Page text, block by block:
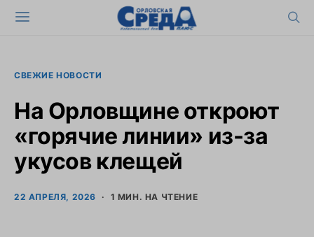
СВЕЖИЕ НОВОСТИ
На Орловщине откроют
«горячие линии» из-за
укусов клещей
22 АПРЕЛЯ, 2026 1 МИН. НА ЧТЕНИЕ